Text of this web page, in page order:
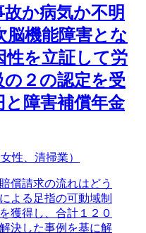
故か病気か不明
脳機能障害とな
性を立証して労
の２の認定を受
と障害補償年金
性、清掃業）